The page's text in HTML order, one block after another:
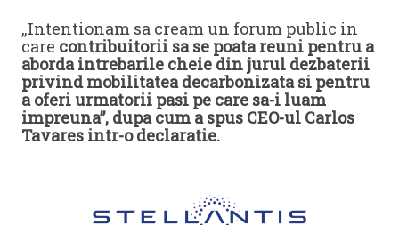
„Intentionam sa cream un forum public in
care contribuitorii sa se poata reuni pentru a
aborda intrebarile cheie din jurul dezbaterii
privind mobilitatea decarbonizata si pentru
a oferi urmatorii pasi pe care sa-i luam
impreuna”, dupa cum a spus CEO-ul Carlos
Tavares intr-o declaratie.